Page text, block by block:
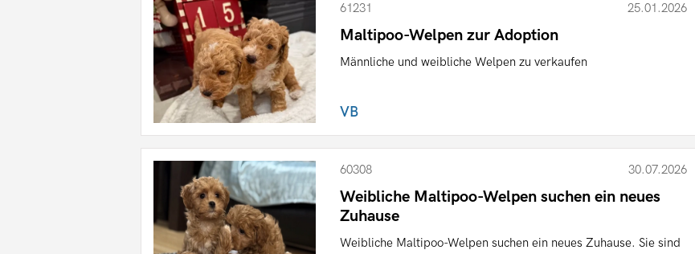
61231 25.01.2026
Maltipoo-Welpen zur Adoption
Männliche und weibliche Welpen zu verkaufen
VB
60308 30.07.2026
Weibliche Maltipoo-Welpen suchen ein neues
Zuhause
Weibliche Maltipoo-Welpen suchen ein neues Zuhause. Sie sind